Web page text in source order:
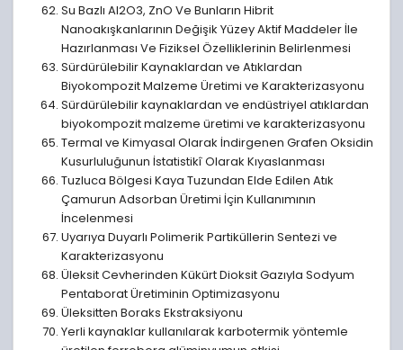
Su Bazlı Al2O3, ZnO Ve Bunların Hibrit
Nanoakışkanlarının Değişik Yüzey Aktif Maddeler İle
Hazırlanması Ve Fiziksel Özelliklerinin Belirlenmesi
Sürdürülebilir Kaynaklardan ve Atıklardan
Biyokompozit Malzeme Üretimi ve Karakterizasyonu
Sürdürülebilir kaynaklardan ve endüstriyel atıklardan
biyokompozit malzeme üretimi ve karakterizasyonu
Termal ve Kimyasal Olarak İndirgenen Grafen Oksidin
Kusurluluğunun İstatistikî Olarak Kıyaslanması
Tuzluca Bölgesi Kaya Tuzundan Elde Edilen Atık
Çamurun Adsorban Üretimi İçin Kullanımının
İncelenmesi
Uyarıya Duyarlı Polimerik Partiküllerin Sentezi ve
Karakterizasyonu
Üleksit Cevherinden Kükürt Dioksit Gazıyla Sodyum
Pentaborat Üretiminin Optimizasyonu
Üleksitten Boraks Ekstraksiyonu
Yerli kaynaklar kullanılarak karbotermik yöntemle